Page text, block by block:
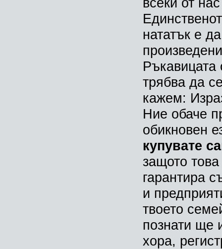
нататък е
трябва да
кажем:
Ние обаче
обикновен
купувате
защото
гарантира
и
твоето
познати ще
хора,